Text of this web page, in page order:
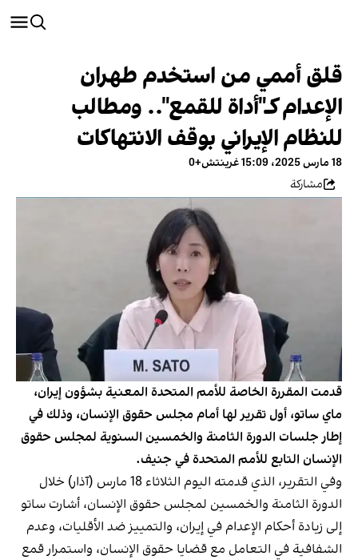
قلق أممي من استخدم طهران
الإعدام كـ"أداة للقمع".. ومطالب
للنظام الإيراني بوقف الانتهاكات
18 مارس 2025، 15:09 غرينتش+0
مشاركة
قدمت المقررة الخاصة للأمم المتحدة المعنية بشؤون إيران،
ماي ساتو، أول تقرير لها أمام مجلس حقوق الإنسان، وذلك في
إطار جلسات الدورة الثامنة والخمسين السنوية لمجلس حقوق
الإنسان التابع للأمم المتحدة في جنيف.
وفي التقرير، الذي قدمته اليوم الثلاثاء 18 مارس (آذار) خلال
الدورة الثامنة والخمسين لمجلس حقوق الإنسان، أشارت ساتو
إلى زيادة أحكام الإعدام في إيران، والتمييز ضد الأقليات، وعدم
الشفافية في التعامل مع قضايا حقوق الإنسان، واستمرار قمع